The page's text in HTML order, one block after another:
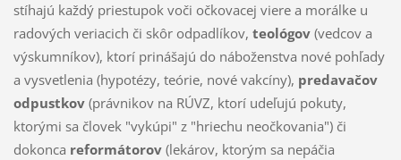
stíhajú každý priestupok voči očkovacej viere a morálke u
radových veriacich či skôr odpadlíkov, teológov(vedcov a
výskumníkov), ktorí prinášajú do náboženstva nové pohľady
a vysvetlenia (hypotézy, teórie, nové vakcíny), predavačov
odpustkov(právnikov na RÚVZ, ktorí udeľujú pokuty,
ktorými sa človek "vykúpi" z "hriechu neočkovania") či
dokonca reformátorov(lekárov, ktorým sa nepáčia